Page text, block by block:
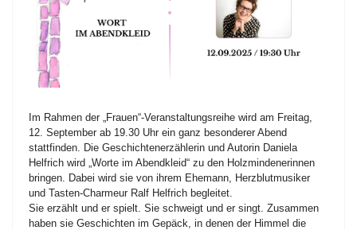
Im Rahmen der „Frauen“-Veranstaltungsreihe wird am Freitag,
12. September ab 19.30 Uhr ein ganz besonderer Abend
stattfinden. Die Geschichtenerzählerin und Autorin Daniela
Helfrich wird „Worte im Abendkleid“ zu den Holzmindenerinnen
bringen. Dabei wird sie von ihrem Ehemann, Herzblutmusiker
und Tasten-Charmeur Ralf Helfrich begleitet.
Sie erzählt und er spielt. Sie schweigt und er singt. Zusammen
haben sie Geschichten im Gepäck, in denen der Himmel die